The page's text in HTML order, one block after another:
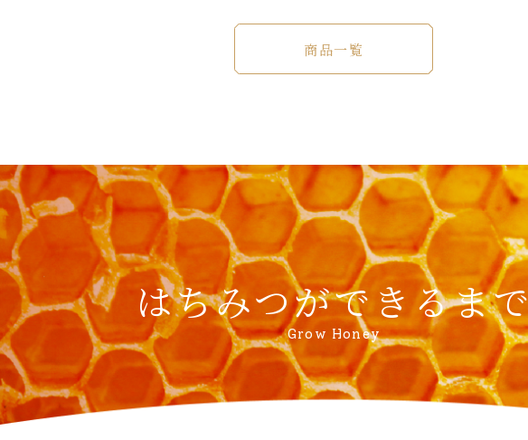
商品一覧
はちみつができるまで
Grow Honey